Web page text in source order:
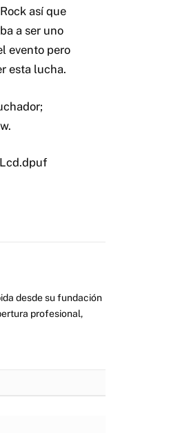
así que
a ser uno
evento pero
esta lucha.
desde su fundación
profesional,